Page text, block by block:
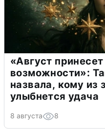
«Август
возможности»:
назвала, кому из
улыбнется удача
8 августа 8